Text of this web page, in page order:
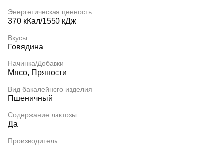
Энергетическая ценность
370 кКал/1550 кДж
Вкусы
Говядина
Начинка/Добавки
Мясо, Пряности
Вид бакалейного изделия
Пшеничный
Содержание лактозы
Да
Производитель